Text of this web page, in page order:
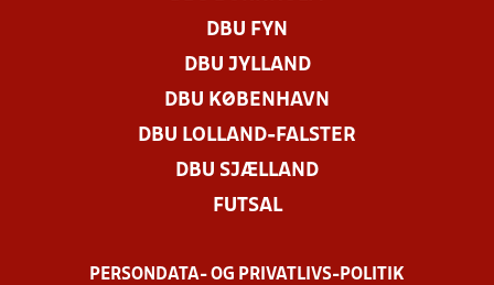
DBU FYN
DBU JYLLAND
DBU KØBENHAVN
DBU LOLLAND-FALSTER
DBU SJÆLLAND
FUTSAL
PERSONDATA- OG PRIVATLIVS-POLITIK